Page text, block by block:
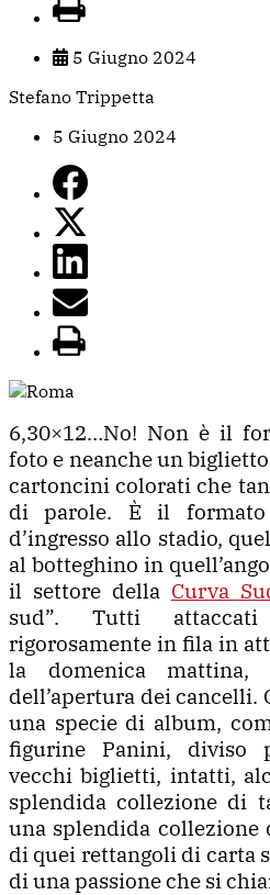
5 Giugno 2024
Stefano Trippetta
5 Giugno 2024
6,30×12…No! Non è il
foto e neanche un
cartoncini colorati che
di parole. È il
d’ingresso allo stadio,
al botteghino in
il settore della Curva
sud”. Tutti
rigorosamente in fila in
la domenica mattina,
dell’apertura dei cancelli.
una specie di album,
figurine Panini, diviso
vecchi biglietti, intatti,
splendida collezione di
una splendida
di quei rettangoli di carta
di una passione che si